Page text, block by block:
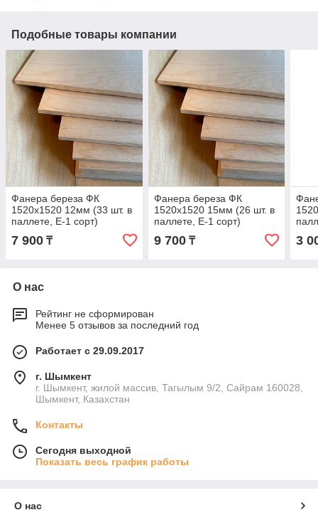
Подобные товары компании
Фанера береза ФК
1520х1520 12мм (33 шт. в
паллете, E-1 сорт)
7 900 ₸
Фанера береза ФК
1520х1520 15мм (26 шт. в
паллете, E-1 сорт)
9 700₸ 3
О нас
Рейтинг не сформирован
Менее 5 отзывов за последний год
Работает с 29.09.2017
г. Шымкент
г. Шымкент, жилой массив, Тагылым 9/2, Сайрам 160028,
Шымкент, Казахстан
Контакты
Сегодня выходной
Показать весь график работы
О нас